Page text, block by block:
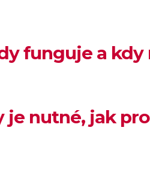
funguje a kdy
je nutné, jak